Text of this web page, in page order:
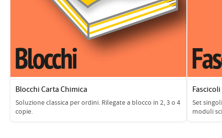
PETTORALI
DORSALI TARGHE
PETTORALI NUMERI DA
PETTORALI CON NOME ATLETA
NUMERI DA GARA MTB
Blocchi Carta Chimica
Soluzione classica per ordini. Rilegate a blocco in 2, 3 o 4
copie.
Set
moduli